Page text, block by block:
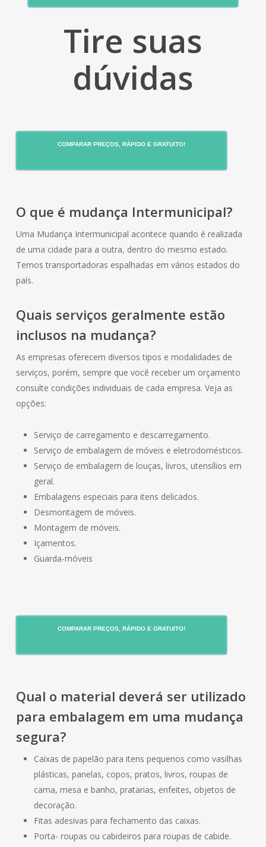
Tire suas
dúvidas
COMPARAR PREÇOS, RÁPIDO E GRATUITO!
O que é mudança Intermunicipal?
Uma Mudança Intermunicipal acontece quando é realizada
de uma cidade para a outra, dentro do mesmo estado.
Temos transportadoras espalhadas em vários estados do
país.
Quais serviços geralmente estão
inclusos na mudança?
As empresas oferecem diversos tipos e modalidades de
serviços, porém, sempre que você receber um orçamento
consulte condições individuais de cada empresa. Veja as
opções:
Serviço de carregamento e descarregamento.
Serviço de embalagem de móveis e eletrodomésticos.
Serviço de embalagem de louças, livros, utensílios em
geral.
Embalagens especiais para itens delicados.
Desmontagem de móveis.
Montagem de móveis.
Içamentos.
Guarda-móveis
COMPARAR PREÇOS, RÁPIDO E GRATUITO!
Qual o material deverá ser utilizado
para embalagem em uma mudança
segura?
Caixas de papelão para itens pequenos como vasilhas
plásticas, panelas, copos, pratos, livros, roupas de
cama, mesa e banho, pratarias, enfeites, objetos de
decoração.
Fitas adesivas para fechamento das caixas.
Porta- roupas ou cabideiros para roupas de cabide.